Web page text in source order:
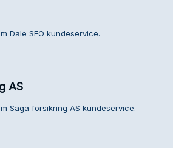
Dale SFO kundeservice.
AS
Saga forsikring AS kundeservice.